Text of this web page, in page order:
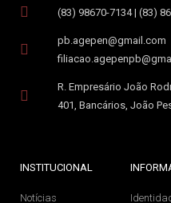
(83) 98670-7134 | (83)
pb.agepen@gmail.com
R. Empresário João
401, Bancários, João
INSTITUCIONAL
Notícias